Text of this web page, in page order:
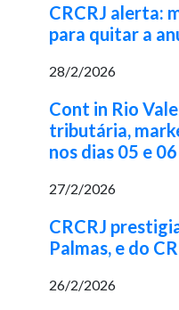
CRCRJ alerta:
para quitar a
28/2/2026
Cont in Rio
tributária,
nos dias 05 e
27/2/2026
CRCRJ
Palmas, e do
26/2/2026